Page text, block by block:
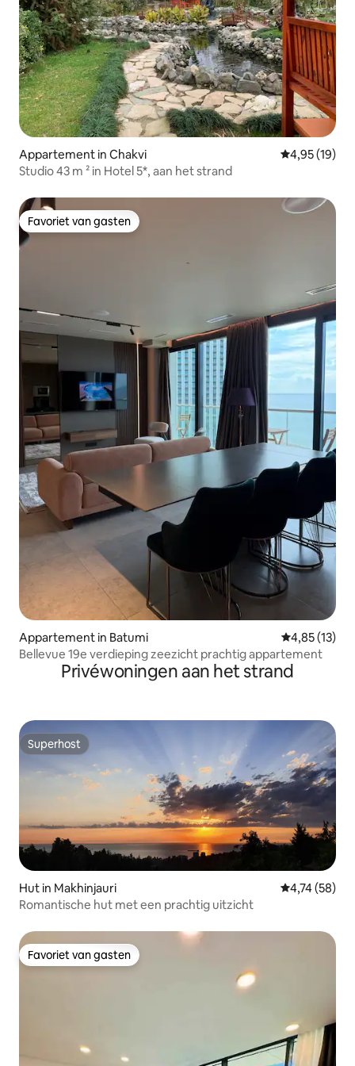
Appartement in Chakvi Gemiddelde
4,95 (19)
Studio 43 m ² in Hotel 5*, aan het strand
Favoriet van gasten
Favoriet van gasten
Appartement in Batumi Gemiddelde
4,85 (13)
Bellevue 19e verdieping zeezicht prachtig appartement
Privéwoningen aan het strand
Superhost
Superhost
Hut in Makhinjauri Gemiddelde
4,74 (58)
Romantische hut met een prachtig uitzicht
Favoriet van gasten
Favoriet van gasten